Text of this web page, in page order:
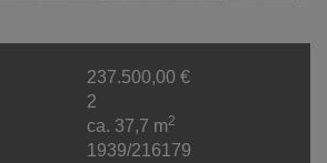
237.500,00 €
2
ca. 37,7 m2
1939/216179